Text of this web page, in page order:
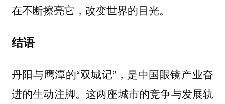
在不断擦亮它，改变世界的目光。
结语
丹阳与鹰潭的“双城记”，是中国眼镜产业奋
进的生动注脚。这两座城市的竞争与发展轨